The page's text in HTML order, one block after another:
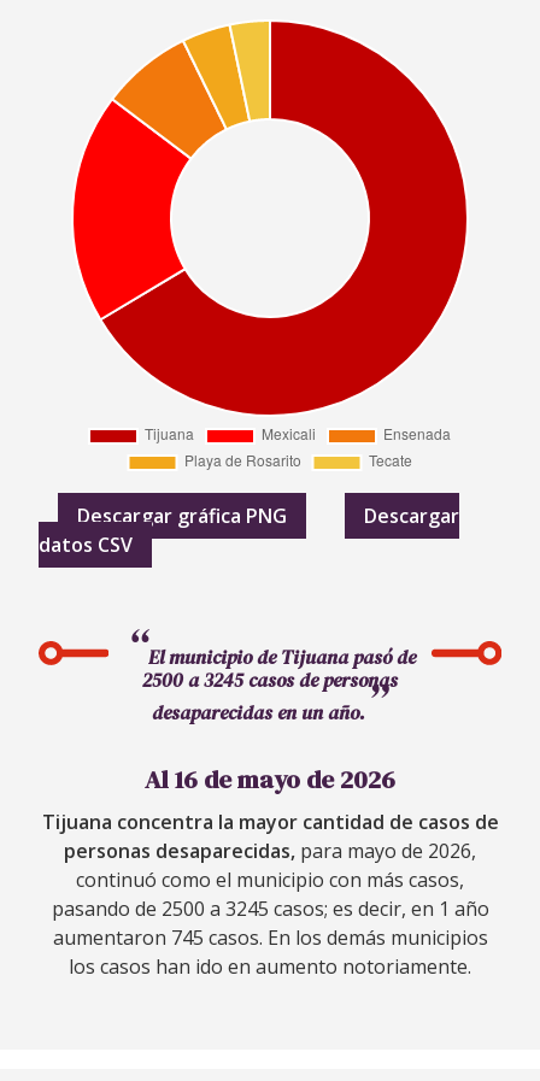
Descargar gráfica PNG
Descargar
datos CSV
El municipio de Tijuana pasó de
2500 a 3245 casos de personas
desaparecidas en un año.
Al 16 de mayo de 2026
Tijuana concentra la mayor cantidad de casos de
personas desaparecidas, para mayo de 2026,
continuó como el municipio con más casos,
pasando de 2500 a 3245 casos; es decir, en 1 año
aumentaron 745 casos. En los demás municipios
los casos han ido en aumento notoriamente.